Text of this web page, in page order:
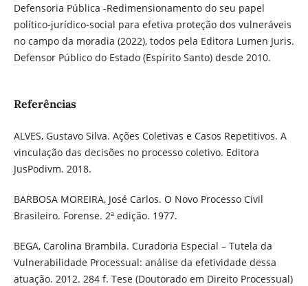
Defensoria Pública -Redimensionamento do seu papel
político-jurídico-social para efetiva proteção dos vulneráveis
no campo da moradia (2022), todos pela Editora Lumen Juris.
Defensor Público do Estado (Espírito Santo) desde 2010.
Referências
ALVES, Gustavo Silva. Ações Coletivas e Casos Repetitivos. A
vinculação das decisões no processo coletivo. Editora
JusPodivm. 2018.
BARBOSA MOREIRA, José Carlos. O Novo Processo Civil
Brasileiro. Forense. 2ª edição. 1977.
BEGA, Carolina Brambila. Curadoria Especial – Tutela da
Vulnerabilidade Processual: análise da efetividade dessa
atuação. 2012. 284 f. Tese (Doutorado em Direito Processual)